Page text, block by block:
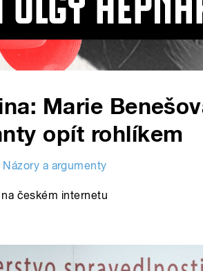
Marie
opít rohlíkem
Názory a argumenty
českém internetu